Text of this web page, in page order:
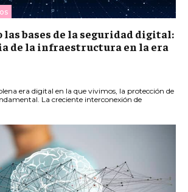
las bases de la seguridad digital:
de la infraestructura en la era
era digital en la que vivimos, la protección de
La creciente interconexión de